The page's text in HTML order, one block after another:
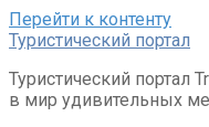
Перейти к контенту
Туристический портал
Туристический портал
в мир удивительных